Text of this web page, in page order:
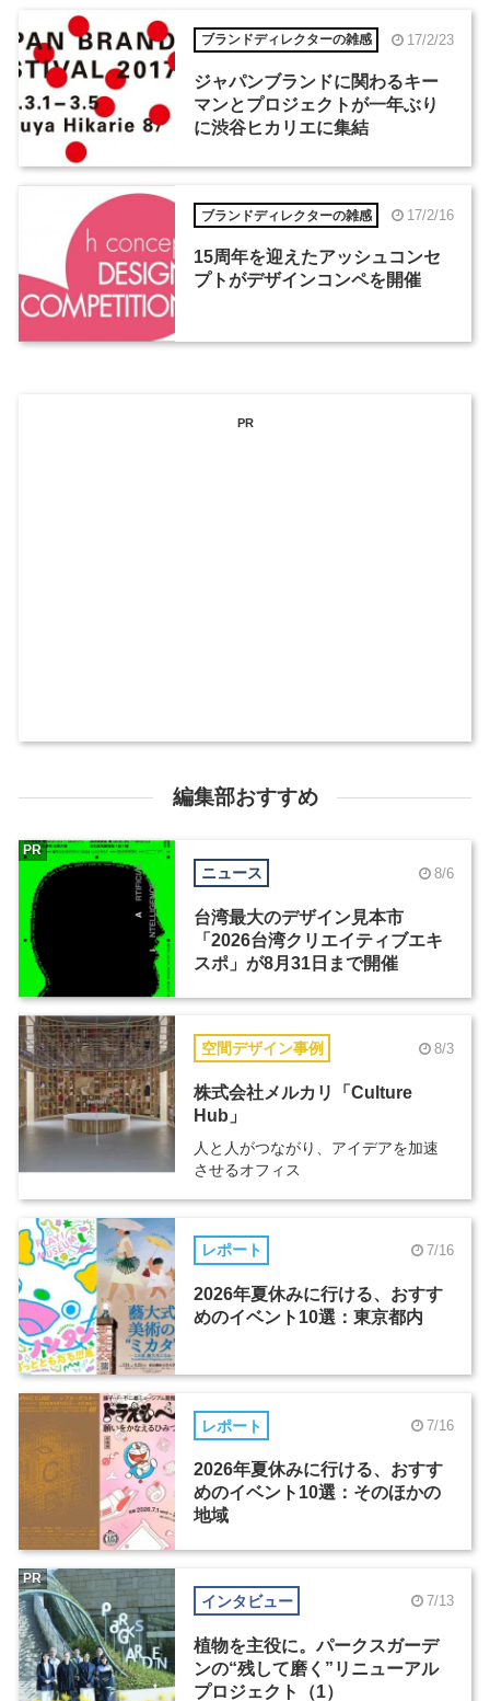
ブランドディレクターの雑感 17/2/23
ジャパンブランドに関わるキー
マンとプロジェクトが一年ぶり
に渋谷ヒカリエに集結
ブランドディレクターの雑感 17/2/16
15周年を迎えたアッシュコンセ
プトがデザインコンペを開催
PR
編集部おすすめ
ニュース 8/6
台湾最大のデザイン見本市
「2026台湾クリエイティブエキ
スポ」が8月31日まで開催
PR
空間デザイン事例 8/3
株式会社メルカリ「Culture
Hub」
人と人がつながり、アイデアを加速
させるオフィス
レポート 7/16
2026年夏休みに行ける、おすす
めのイベント10選：東京都内
レポート 7/16
2026年夏休みに行ける、おすす
めのイベント10選：そのほかの
地域
インタビュー 7/13
植物を主役に。パークスガーデ
ンの“残して磨く”リニューアル
プロジェクト（1）
PR